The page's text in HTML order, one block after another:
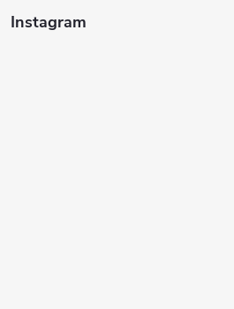
Instagram